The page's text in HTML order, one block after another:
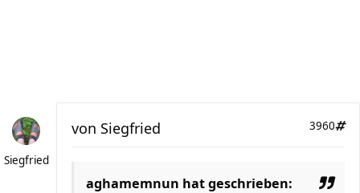
Siegfried
3960
von Siegfried
aghamemnun hat geschrieben: